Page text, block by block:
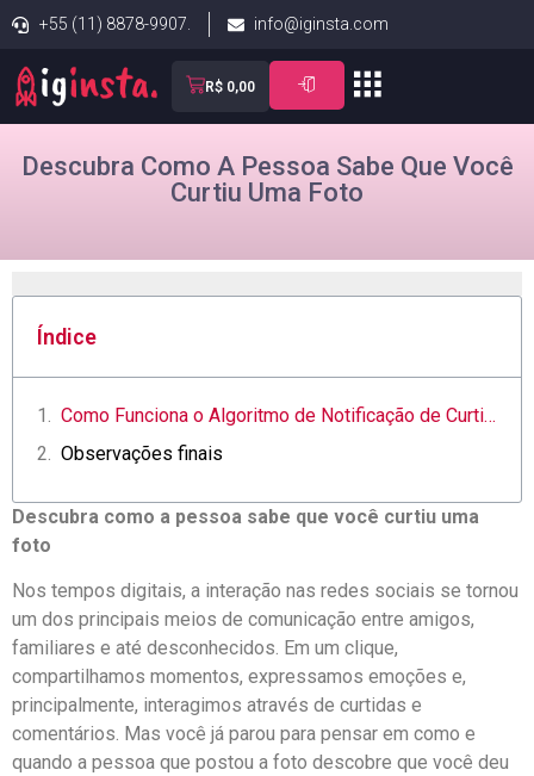
+55 (11) 8878-9907. info@iginsta.com
R$ 0,00
Descubra Como A Pessoa Sabe Que Você
Curtiu Uma Foto
Índice
Como Funciona o Algoritmo de Notificação de Curtidas nas Redes Sociais
Observações finais
Descubra como a pessoa sabe‍ que você curtiu uma‍
foto
Nos tempos digitais, a interação nas redes sociais se tornou
um dos principais meios de comunicação ​entre ‍amigos,
familiares e até‍ desconhecidos. Em⁣ um clique,
⁣compartilhamos momentos, expressamos⁢ emoções e,
principalmente,⁣ interagimos através de curtidas e
‍comentários. ​Mas você já parou para pensar‌ em como e
quando a pessoa que postou ⁤a foto descobre ​que você deu